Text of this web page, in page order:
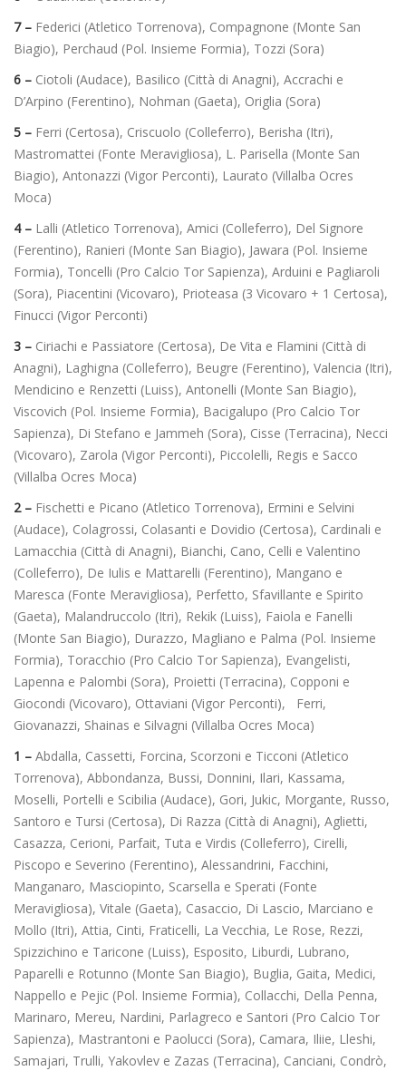
7 – Federici (Atletico Torrenova), Compagnone (Monte San
Biagio), Perchaud (Pol. Insieme Formia), Tozzi (Sora)
6 – Ciotoli (Audace), Basilico (Città di Anagni), Accrachi e
D’Arpino (Ferentino), Nohman (Gaeta), Origlia (Sora)
5 – Ferri (Certosa), Criscuolo (Colleferro), Berisha (Itri),
Mastromattei (Fonte Meravigliosa), L. Parisella (Monte San
Biagio), Antonazzi (Vigor Perconti), Laurato (Villalba Ocres
Moca)
4 – Lalli (Atletico Torrenova), Amici (Colleferro), Del Signore
(Ferentino), Ranieri (Monte San Biagio), Jawara (Pol. Insieme
Formia), Toncelli (Pro Calcio Tor Sapienza), Arduini e Pagliaroli
(Sora), Piacentini (Vicovaro), Prioteasa (3 Vicovaro + 1 Certosa),
Finucci (Vigor Perconti)
3 – Ciriachi e Passiatore (Certosa), De Vita e Flamini (Città di
Anagni), Laghigna (Colleferro), Beugre (Ferentino), Valencia (Itri),
Mendicino e Renzetti (Luiss), Antonelli (Monte San Biagio),
Viscovich (Pol. Insieme Formia), Bacigalupo (Pro Calcio Tor
Sapienza), Di Stefano e Jammeh (Sora), Cisse (Terracina), Necci
(Vicovaro), Zarola (Vigor Perconti), Piccolelli, Regis e Sacco
(Villalba Ocres Moca)
2 – Fischetti e Picano (Atletico Torrenova), Ermini e Selvini
(Audace), Colagrossi, Colasanti e Dovidio (Certosa), Cardinali e
Lamacchia (Città di Anagni), Bianchi, Cano, Celli e Valentino
(Colleferro), De Iulis e Mattarelli (Ferentino), Mangano e
Maresca (Fonte Meravigliosa), Perfetto, Sfavillante e Spirito
(Gaeta), Malandruccolo (Itri), Rekik (Luiss), Faiola e Fanelli
(Monte San Biagio), Durazzo, Magliano e Palma (Pol. Insieme
Formia), Toracchio (Pro Calcio Tor Sapienza), Evangelisti,
Lapenna e Palombi (Sora), Proietti (Terracina), Copponi e
Giocondi (Vicovaro), Ottaviani (Vigor Perconti), Ferri,
Giovanazzi, Shainas e Silvagni (Villalba Ocres Moca)
1 – Abdalla, Cassetti, Forcina, Scorzoni e Ticconi (Atletico
Torrenova), Abbondanza, Bussi, Donnini, Ilari, Kassama,
Moselli, Portelli e Scibilia (Audace), Gori, Jukic, Morgante, Russo,
Santoro e Tursi (Certosa), Di Razza (Città di Anagni), Aglietti,
Casazza, Cerioni, Parfait, Tuta e Virdis (Colleferro), Cirelli,
Piscopo e Severino (Ferentino), Alessandrini, Facchini,
Manganaro, Masciopinto, Scarsella e Sperati (Fonte
Meravigliosa), Vitale (Gaeta), Casaccio, Di Lascio, Marciano e
Mollo (Itri), Attia, Cinti, Fraticelli, La Vecchia, Le Rose, Rezzi,
Spizzichino e Taricone (Luiss), Esposito, Liburdi, Lubrano,
Paparelli e Rotunno (Monte San Biagio), Buglia, Gaita, Medici,
Nappello e Pejic (Pol. Insieme Formia), Collacchi, Della Penna,
Marinaro, Mereu, Nardini, Parlagreco e Santori (Pro Calcio Tor
Sapienza), Mastrantoni e Paolucci (Sora), Camara, Iliie, Lleshi,
Samajari, Trulli, Yakovlev e Zazas (Terracina), Canciani, Condrò,